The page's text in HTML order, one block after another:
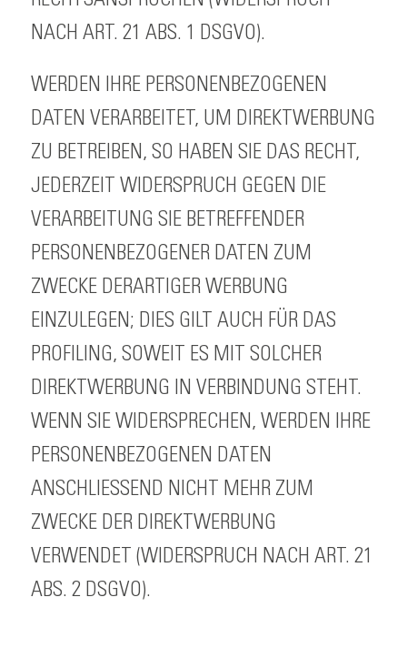
NACH ART. 21 ABS. 1 DSGVO).
WERDEN IHRE PERSONENBEZOGENEN
DATEN VERARBEITET, UM DIREKTWERBUNG
ZU BETREIBEN, SO HABEN SIE DAS RECHT,
JEDERZEIT WIDERSPRUCH GEGEN DIE
VERARBEITUNG SIE BETREFFENDER
PERSONENBEZOGENER DATEN ZUM
ZWECKE DERARTIGER WERBUNG
EINZULEGEN; DIES GILT AUCH FÜR DAS
PROFILING, SOWEIT ES MIT SOLCHER
DIREKTWERBUNG IN VERBINDUNG STEHT.
WENN SIE WIDERSPRECHEN, WERDEN IHRE
PERSONENBEZOGENEN DATEN
ANSCHLIESSEND NICHT MEHR ZUM
ZWECKE DER DIREKTWERBUNG
VERWENDET (WIDERSPRUCH NACH ART. 21
ABS. 2 DSGVO).